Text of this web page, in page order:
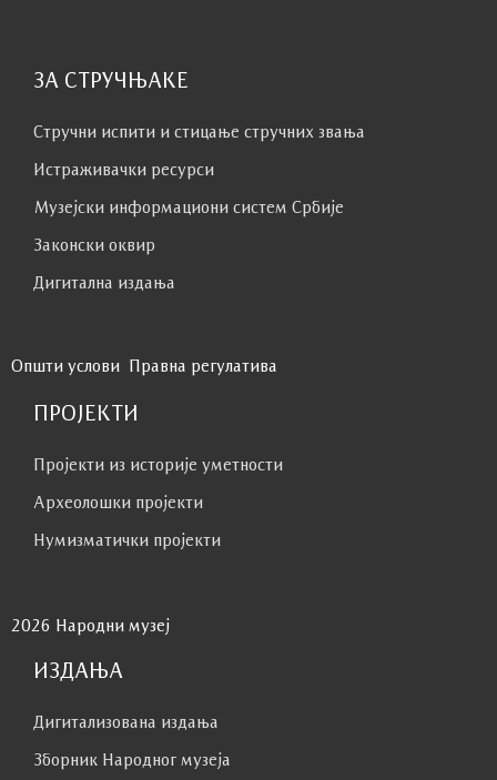
ЗА СТРУЧЊАКЕ
Стручни испити и стицање стручних звања
Истраживачки ресурси
Музејски информациони систем Србије
Законски оквир
Дигитална издања
Општи услови Правна регулатива
ПРОЈЕКТИ
Пројекти из историје уметности
Археолошки пројекти
Нумизматички пројекти
2026 Народни музеј
ИЗДАЊА
Дигитализована издања
Зборник Народног музеја